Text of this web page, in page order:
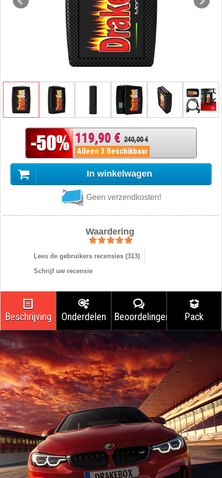
119,90 € 240,00 €
Alleen 3 Beschikbaar
In winkelwagen
Geen verzendkosten!
Waardering
Lees de gebruikers recensies (313)
Schrijf uw recensie
Beschrijving Onderdelen Beoordelingen Pack